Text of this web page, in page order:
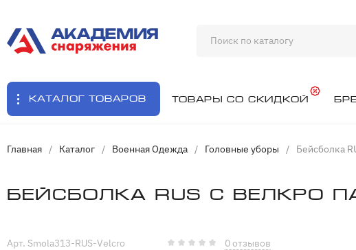
Каталог товаров Товары со скидкой
Главная / Каталог / Военная Одежда / Головные уборы / Бейсболка
Бейсболка RUS с велкро
Арт. Smola313-RUS-Velcro 0 отзывов